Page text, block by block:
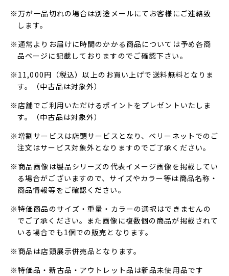
※万が一品切れの場合は別途メールにてお客様にご連絡致
します。
※通常よりお届けに時間のかかる商品については予め各商
品ページに記載しておりますのでご確認下さい。
※11,000円（税込）以上のお買い上げで送料無料となりま
す。（中古品は対象外）
※店舗でご利用いただけるポイントをプレゼントいたしま
す。（中古品は対象外）
※増割サービスは店頭サービスとなり、ベリーネットでのご
注文はサービス対象外となりますのでご了承ください。
※商品画像は製品シリーズの代表イメージ画像を掲載してい
る場合がございますので、サイズやカラー等は商品名称・
商品情報等をご確認ください。
※特価商品のサイズ・重量・カラーの選択はできませんの
でご了承ください。また画像に複数個の商品が掲載されて
いる場合でも1個での販売となります。
※商品は店頭展示併売品となります。
※特価品・新古品・アウトレット品は新品未使用品です